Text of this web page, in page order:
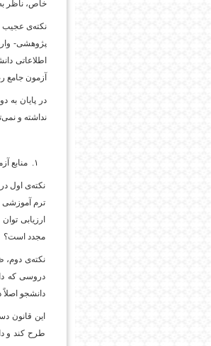
خاص، ناظر
نکته‌ی عجیب
پژوهشی-
اطلاعاتی
آزمون جامع
در پایان به
نداشته و
منابع
نکته‌ی اول
ترم آموزشی
ارزیابی
مجدد است؟
نکته‌ی دوم،
دروسی که
دانشجو اصلاً
این قانون
طرح کند و